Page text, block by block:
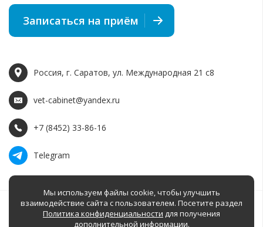
Записаться на приём
Россия, г. Саратов, ул. Международная 21 c8
vet-cabinet@yandex.ru
+7 (8452) 33-86-16
Telegram
Разработка
Мы используем файлы cookie, чтобы улучшить
взаимодействие сайта с пользователем. Посетите раздел
Политика конфиденциальности для получения
дополнительной информации.